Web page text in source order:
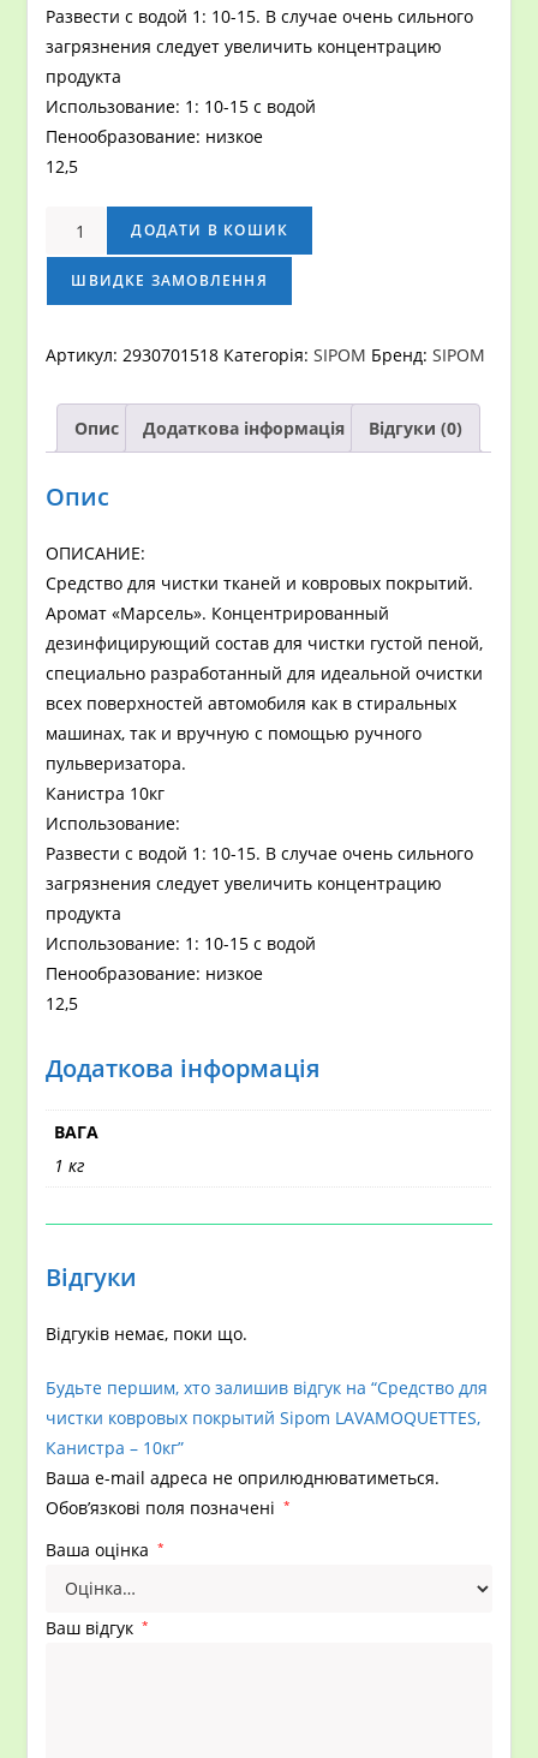
Развести с водой 1: 10-15. В случае очень сильного
загрязнения следует увеличить концентрацию
продукта
Использование: 1: 10-15 с водой
Пенообразование: низкое
12,5
Средство
чистки
ковровых
Sipom
LAVAMOQUETTES,
Канистра
10кг
ДОДАТИ В КОШИК
ШВИДКЕ ЗАМОВЛЕННЯ
Артикул:2930701518 Категорія:SIPOM Бренд:SIPOM
Опис Додаткова інформація Відгуки (0)
Опис
ОПИСАНИЕ:
Средство для чистки тканей и ковровых покрытий.
Аромат «Марсель». Концентрированный
дезинфицирующий состав для чистки густой пеной,
специально разработанный для идеальной очистки
всех поверхностей автомобиля как в стиральных
машинах, так и вручную с помощью ручного
пульверизатора.
Канистра 10кг
Использование:
Развести с водой 1: 10-15. В случае очень сильного
загрязнения следует увеличить концентрацию
продукта
Использование: 1: 10-15 с водой
Пенообразование: низкое
12,5
Додаткова інформація
ВАГА
1 кг
Відгуки
Відгуків немає, поки що.
Будьте першим, хто залишив відгук на “Средство для
чистки ковровых покрытий Sipom LAVAMOQUETTES,
Канистра – 10кг”
Ваша e-mail адреса не оприлюднюватиметься.
Обов’язкові поля позначені
*
Ваша оцінка *
Ваш відгук *